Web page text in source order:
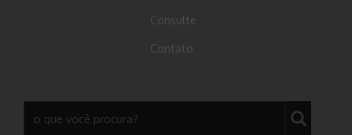
Consulte
Contato